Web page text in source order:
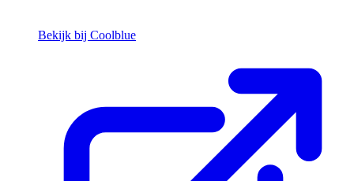
Bekijk bij Coolblue